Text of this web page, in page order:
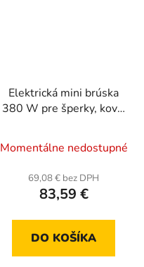
Elektrická mini brúska
380 W pre šperky, kovy,
ovládanie nožný pedál
hodnotenie
produktu
je
z
Momentálne nedostupné
69,08 € bez DPH
83,59 €
DO KOŠÍKA